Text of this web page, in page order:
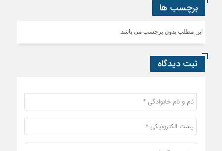
برچسب ها
این مطلب بدون برچسب می باشد.
ثبت دیدگاه